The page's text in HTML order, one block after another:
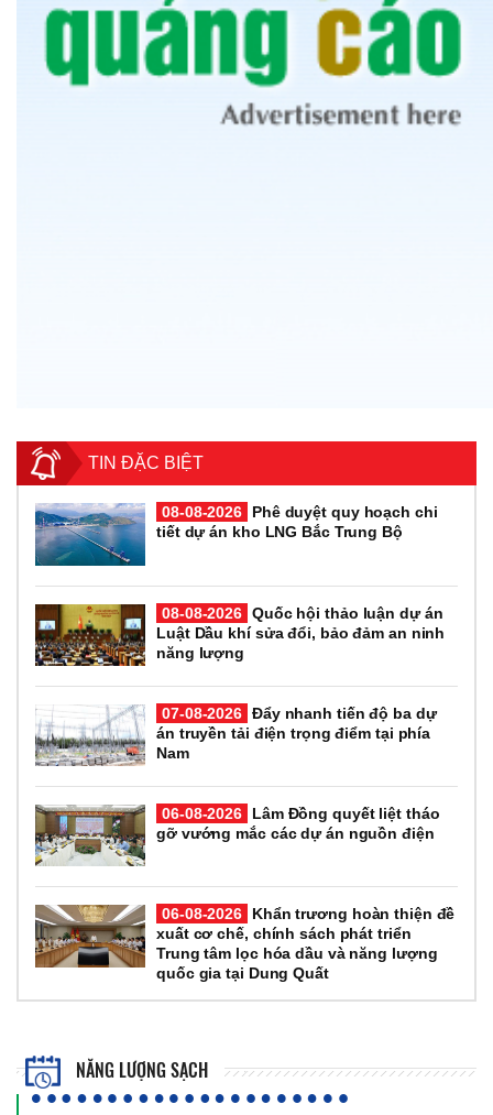
TIN ĐẶC BIỆT
08-08-2026
Phê duyệt quy hoạch chi
tiết dự án kho LNG Bắc Trung Bộ
08-08-2026 Quốc hội thảo luận dự án
Luật Dầu khí sửa đổi, bảo đảm an ninh
năng lượng
07-08-2026 Đẩy nhanh tiến độ ba dự
án truyền tải điện trọng điểm tại phía
Nam
06-08-2026
Lâm Đồng quyết liệt tháo
gỡ vướng mắc các dự án nguồn điện
06-08-2026
Khẩn trương hoàn thiện đề
xuất cơ chế, chính sách phát triển
Trung tâm lọc hóa dầu và năng lượng
quốc gia tại Dung Quất
NĂNG LƯỢNG SẠCH